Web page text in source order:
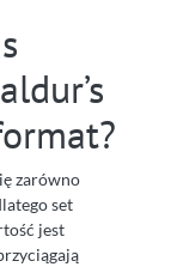
zarówno
set
jest